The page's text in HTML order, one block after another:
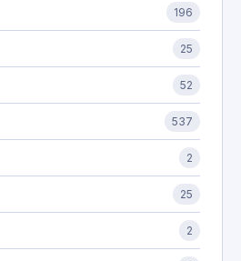
196
25
52
537
2
25
2